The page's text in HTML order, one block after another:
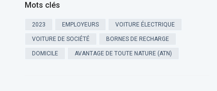
Mots clés
2023 EMPLOYEURS VOITURE ÉLECTRIQUE
VOITURE DE SOCIÉTÉ BORNES DE RECHARGE
DOMICILE AVANTAGE DE TOUTE NATURE (ATN)